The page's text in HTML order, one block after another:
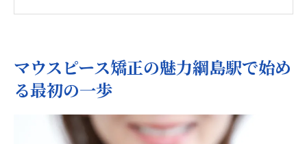
初めてのマウスピース矯正の不安を解消
綱島駅の専門家によるマウスピース矯正の
サポート
費用と効果のバランスを探るマウスピース矯正
マウスピース矯正の魅力綱島駅で始め
る最初の一歩